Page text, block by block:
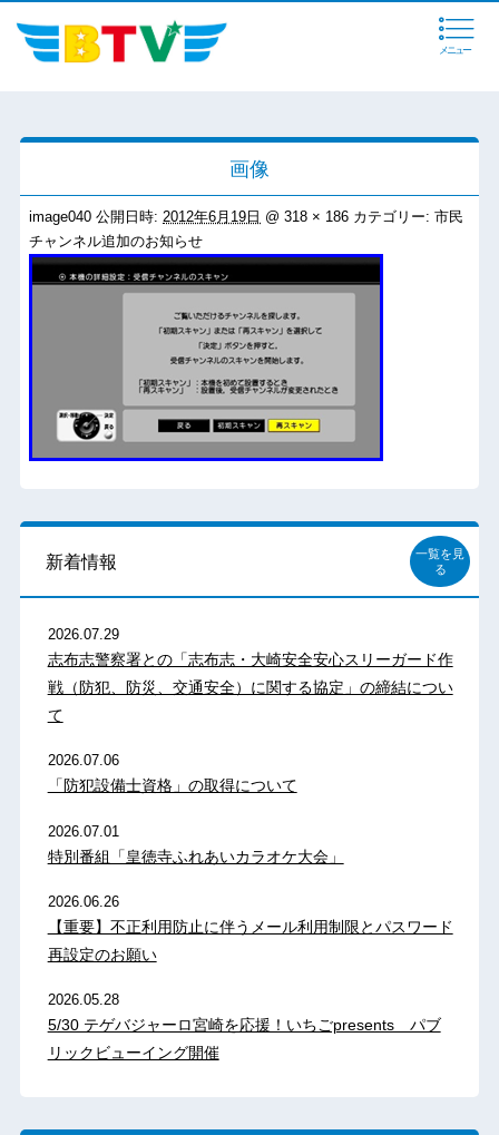
メニュー
画像
image040公開日時: 2012年6月19日 @318 × 186 カテゴリー:市民
チャンネル追加のお知らせ
新着情報
一覧を見
る
2026.07.29
志布志警察署との「志布志・大崎安全安心スリーガード作
戦（防犯、防災、交通安全）に関する協定」の締結につい
て
2026.07.06
「防犯設備士資格」の取得について
2026.07.01
特別番組「皇徳寺ふれあいカラオケ大会」
2026.06.26
【重要】不正利用防止に伴うメール利用制限とパスワード
再設定のお願い
2026.05.28
5/30 テゲバジャーロ宮崎を応援！いちごpresents パブ
リックビューイング開催